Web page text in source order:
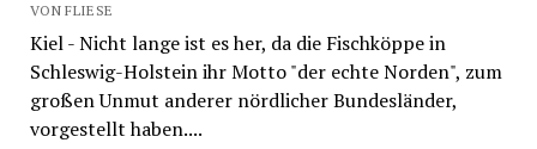
VON FLIESE
Kiel - Nicht lange ist es her, da die Fischköppe in
Schleswig-Holstein ihr Motto "der echte Norden", zum
großen Unmut anderer nördlicher Bundesländer,
vorgestellt haben....